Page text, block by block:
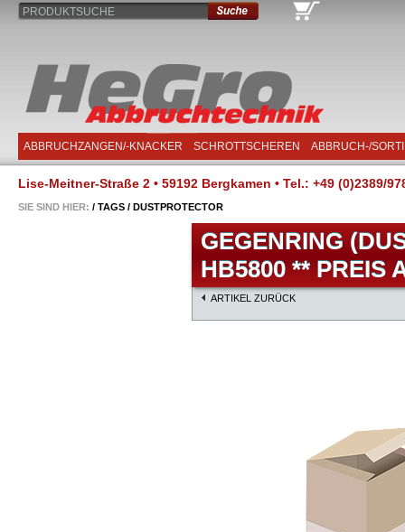
ABBRUCHZANGEN/-KNACKER SCHROTTSCHEREN ABBRUCH-/
PRODUKTSUCHE
Lise-Meitner-Straße 2 • 59192 Bergkamen • Tel.: +49 (0)2389/
SIE SIND HIER: / TAGS / DUSTPROTECTOR
GEGENRING
HB5800 ** PREIS
ARTIKEL ZURÜCK